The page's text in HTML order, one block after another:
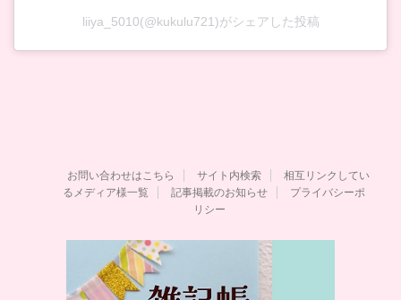
liiya_5010(@kukulu721)がシェアした投稿
お問い合わせはこちら サイト内検索
相互リンクしてい
るメディア様一覧
記事掲載のお知らせ
プライバシーポ
リシー